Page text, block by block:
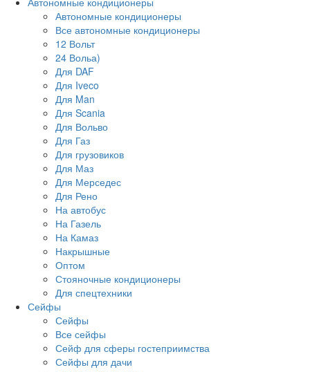
Автономные кондиционеры
Все автономные кондиционеры
12 Вольт
24 Вольа)
Для DAF
Для Iveco
Для Man
Для Scania
Для Вольво
Для Газ
Для грузовиков
Для Маз
Для Мерседес
Для Рено
На автобус
На Газель
На Камаз
Накрышные
Оптом
Стояночные кондиционеры
Для спецтехники
Сейфы
Сейфы
Все сейфы
Сейф для сферы гостеприимства
Сейфы для дачи